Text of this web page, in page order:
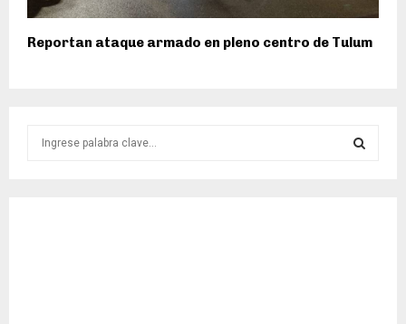
Reportan ataque armado en pleno centro de Tulum